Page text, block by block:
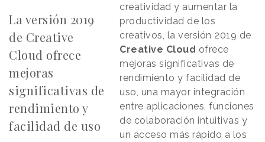
La versión 2019
de Creative
Cloud ofrece
mejoras
significativas de
rendimiento y
facilidad de uso
creatividad y aumentar la
productividad de los
creativos, la versión 2019 de
Creative Cloud ofrece
mejoras significativas de
rendimiento y facilidad de
uso, una mayor integración
entre aplicaciones, funciones
de colaboración intuitivas y
un acceso más rápido a los